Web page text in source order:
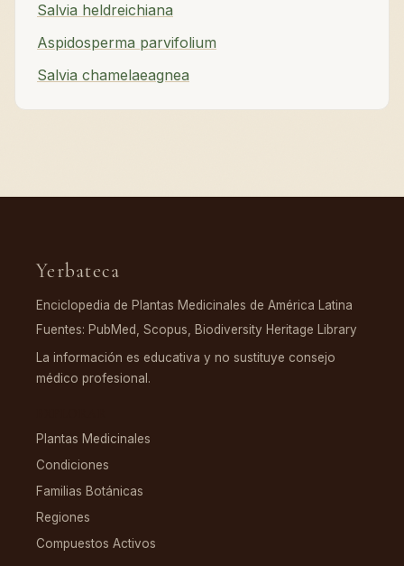
Salvia heldreichiana
Aspidosperma parvifolium
Salvia chamelaeagnea
Yerbateca
Enciclopedia de Plantas Medicinales de América Latina
Fuentes: PubMed, Scopus, Biodiversity Heritage Library
La información es educativa y no sustituye consejo
médico profesional.
Plantas Medicinales
Condiciones
Familias Botánicas
Regiones
Compuestos Activos